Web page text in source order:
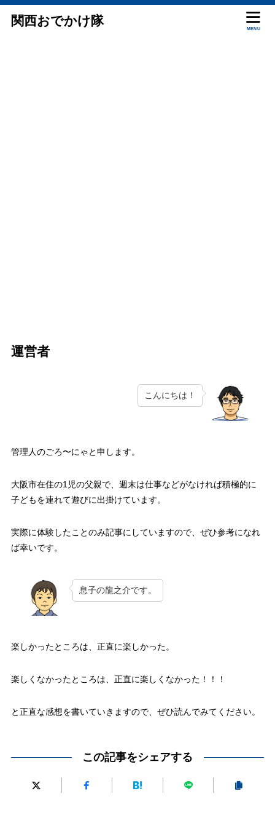
関西おでかけ隊
MENU
運営者
こんにちは！
管理人のごろ〜にゃと申します。
大阪市在住の1児の父親で、週末は仕事などがなければ積極的に
子どもを連れて遊びに出掛けています。
実際に体験したことのみ記事にしていますので、ぜひ参考になれ
ば幸いです。
息子の龍之介です。
楽しかったところは、正直に楽しかった。
楽しくなかったところは、正直に楽しくなかった！！！
と正直な感想を書いていきますので、ぜひ読んでみてください。
この記事をシェアする